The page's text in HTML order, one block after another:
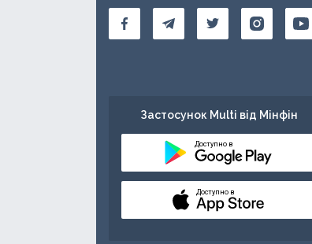
Застосунок Multi від Мінфін
Доступно в
Доступно в